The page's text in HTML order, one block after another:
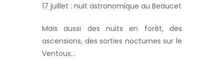
17 juillet : nuit astronomique au Beaucet
Mais aussi des nuits en forêt, des
ascensions, des sorties nocturnes sur le
Ventoux…